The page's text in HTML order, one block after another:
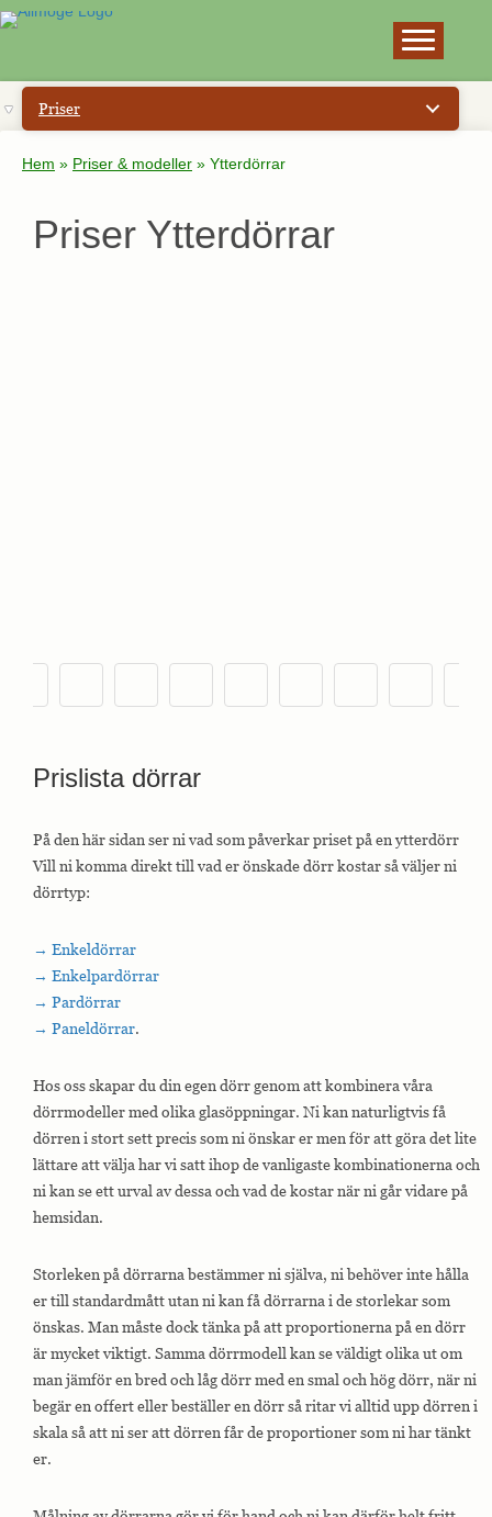
Priser
Hem » Priser & modeller » Ytterdörrar
Priser Ytterdörrar
Prislista dörrar
På den här sidan ser ni vad som påverkar priset på en ytterdörr
Vill ni komma direkt till vad er önskade dörr kostar så väljer ni
dörrtyp:
→ Enkeldörrar
→ Enkelpardörrar
→ Pardörrar
→ Paneldörrar.
Hos oss skapar du din egen dörr genom att kombinera våra
dörrmodeller med olika glasöppningar. Ni kan naturligtvis få
dörren i stort sett precis som ni önskar er men för att göra det lite
lättare att välja har vi satt ihop de vanligaste kombinationerna och
ni kan se ett urval av dessa och vad de kostar när ni går vidare på
hemsidan.
Storleken på dörrarna bestämmer ni själva, ni behöver inte hålla
er till standardmått utan ni kan få dörrarna i de storlekar som
önskas. Man måste dock tänka på att proportionerna på en dörr
är mycket viktigt. Samma dörrmodell kan se väldigt olika ut om
man jämför en bred och låg dörr med en smal och hög dörr, när ni
begär en offert eller beställer en dörr så ritar vi alltid upp dörren i
skala så att ni ser att dörren får de proportioner som ni har tänkt
er.